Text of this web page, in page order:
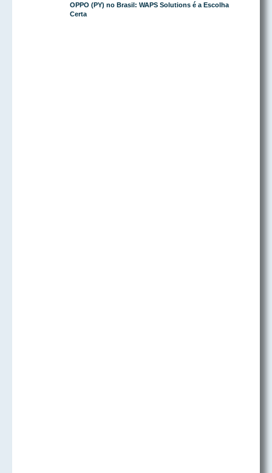
OPPO (PY) no Brasil: WAPS Solutions é a Escolha
Certa